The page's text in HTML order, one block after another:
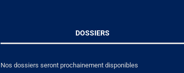
DOSSIERS
Nos dossiers seront prochainement disponibles